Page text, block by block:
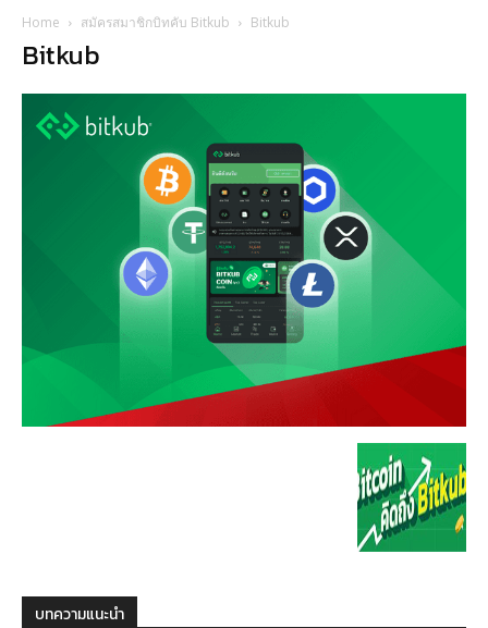
Home สมัครสมาชิกบิทคับ Bitkub Bitkub
Bitkub
บทความแนะนำ